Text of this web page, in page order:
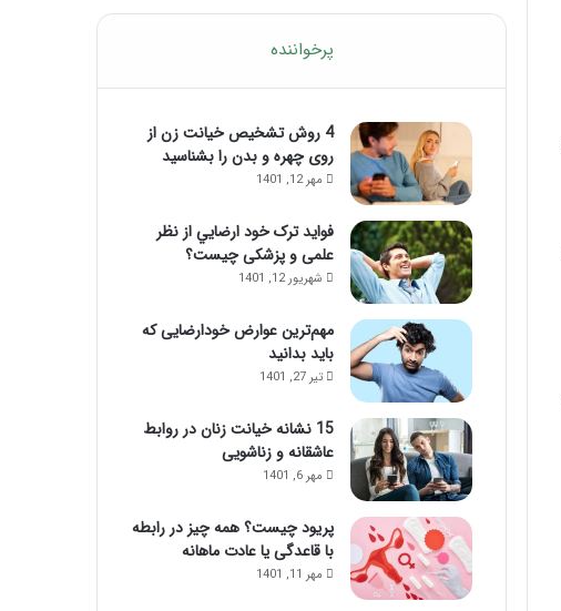
د
ر
ز
ذ
ه
ن
ی
؛
ب
ا
م
س
ا
ژ
ح
و
ا
س‌
ج
و
م
پرخواننده
4 روش تشخیص خیانت زن از
روی چهره و بدن را بشناسید
مهر 12, 1401
فواید ترک خود ارضايي از نظر
علمی و پزشکی چیست؟
شهریور 12, 1401
مهم‌ترین عوارض خودارضایی که
باید بدانید
تیر 27, 1401
15 نشانه خیانت زنان در روابط
عاشقانه و زناشویی
مهر 6, 1401
پریود چیست؟ همه چیز در رابطه
با قاعدگی یا عادت ماهانه
مهر 11, 1401